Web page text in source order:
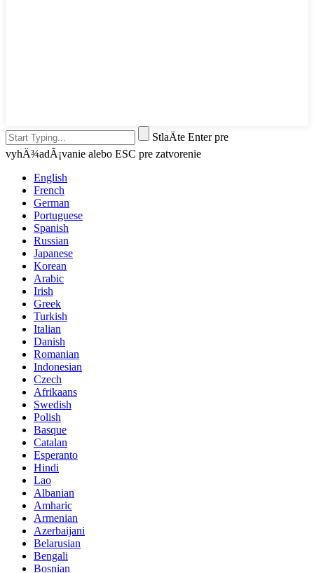
StlaÄte Enter pre
vyhÄ¾adÃ¡vanie alebo ESC pre zatvorenie
English
French
German
Portuguese
Spanish
Russian
Japanese
Korean
Arabic
Irish
Greek
Turkish
Italian
Danish
Romanian
Indonesian
Czech
Afrikaans
Swedish
Polish
Basque
Catalan
Esperanto
Hindi
Lao
Albanian
Amharic
Armenian
Azerbaijani
Belarusian
Bengali
Bosnian